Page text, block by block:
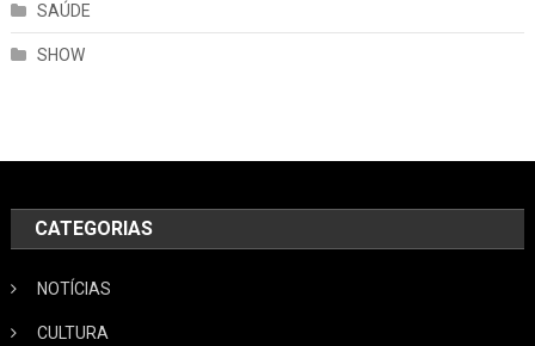
SAÚDE
SHOW
CATEGORIAS
NOTÍCIAS
CULTURA